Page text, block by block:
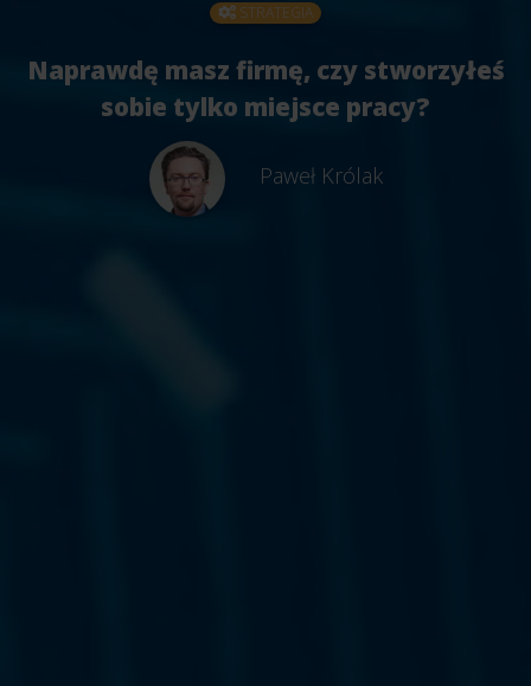
STRATEGIA
Naprawdę masz firmę, czy stworzyłeś
sobie tylko miejsce pracy?
Paweł Królak